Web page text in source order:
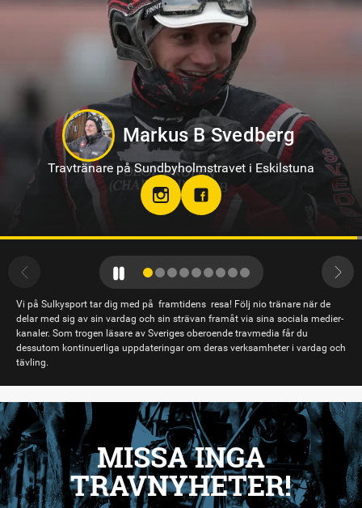
Kevin Oscarsson
Travtränare på Axevalla
Vi på Sulkysport tar dig med på framtidens resa! Följ nio tränare när de
delar med sig av sin vardag och sin strävan framåt via sina sociala medier-
kanaler. Som trogen läsare av Sveriges oberoende travmedia får du
dessutom kontinuerliga uppdateringar om deras verksamheter i vardag och
tävling.
MISSA INGA
TRAVNYHETER!